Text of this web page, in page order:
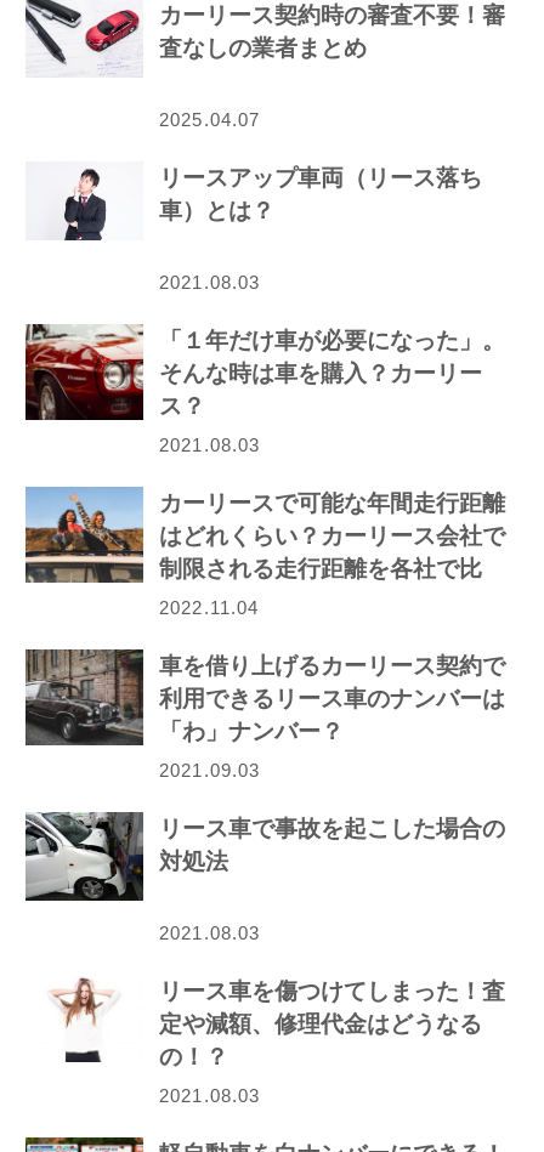
カーリース契約時の審査不要！審
査なしの業者まとめ
2025.04.07
リースアップ車両（リース落ち
車）とは？
2021.08.03
「１年だけ車が必要になった」。
そんな時は車を購入？カーリー
ス？
2021.08.03
カーリースで可能な年間走行距離
はどれくらい？カーリース会社で
制限される走行距離を各社で比
較！
2022.11.04
車を借り上げるカーリース契約で
利用できるリース車のナンバーは
「わ」ナンバー？
2021.09.03
リース車で事故を起こした場合の
対処法
2021.08.03
リース車を傷つけてしまった！査
定や減額、修理代金はどうなる
の！？
2021.08.03